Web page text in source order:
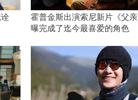
霍普金斯出演索尼新片《父
曝完成了迄今最喜爱的角色